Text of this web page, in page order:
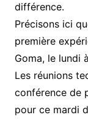
différence.
Précisons ici
première
Goma, le lundi
Les réunions
conférence de
pour ce mardi